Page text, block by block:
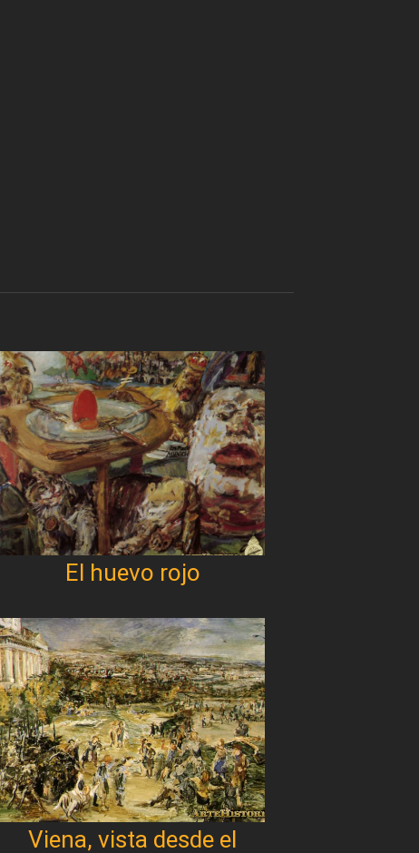
El huevo rojo
Viena, vista desde el